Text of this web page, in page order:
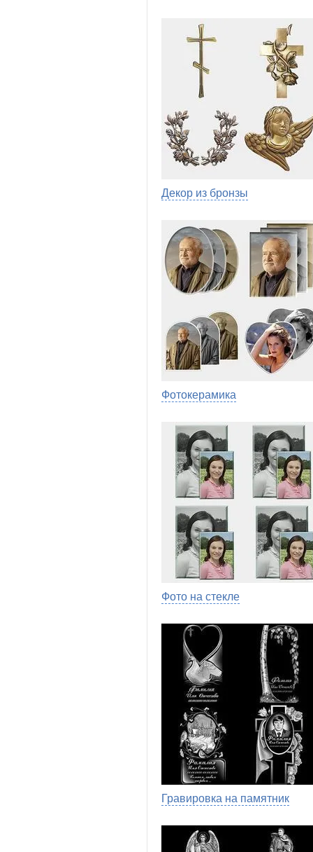
Декор из бронзы
Фотокерамика
Фото на стекле
Гравировка на памятник